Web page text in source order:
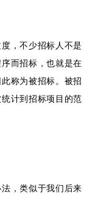
，不少招标人不是
而招标，也就是在
称为被招标。被招
计到招标项目的范
，类似于我们后来